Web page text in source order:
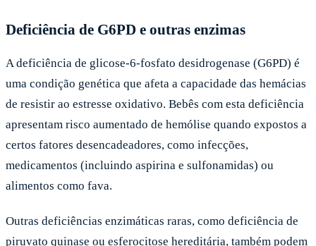
Deficiência de G6PD e outras enzimas
A deficiência de glicose-6-fosfato desidrogenase (G6PD) é
uma condição genética que afeta a capacidade das hemácias
de resistir ao estresse oxidativo. Bebês com esta deficiência
apresentam risco aumentado de hemólise quando expostos a
certos fatores desencadeadores, como infecções,
medicamentos (incluindo aspirina e sulfonamidas) ou
alimentos como fava.
Outras deficiências enzimáticas raras, como deficiência de
piruvato quinase ou esferocitose hereditária, também podem